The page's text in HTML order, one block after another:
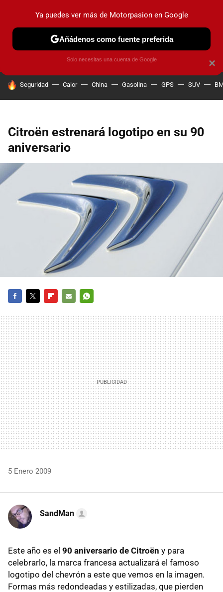
PRUEBAS COCHES ELÉCTRICOS OBSERVATORIO
HOY SE HABLA DE
Seguridad Calor China Gasolina GPS SUV
Citroën estrenará logotipo en su 90
aniversario
MAIL
5 Enero 2009
SandMan
Este año es el 90 aniversario de Citroën y para
celebrarlo, la marca francesa actualizará el famoso
logotipo del chevrón a este que vemos en la imagen.
Formas más redondeadas y estilizadas, que pierden
×
Ya puedes ver más de Motorpasion en Google
Añádenos como fuente preferida
Solo necesitas una cuenta de Google